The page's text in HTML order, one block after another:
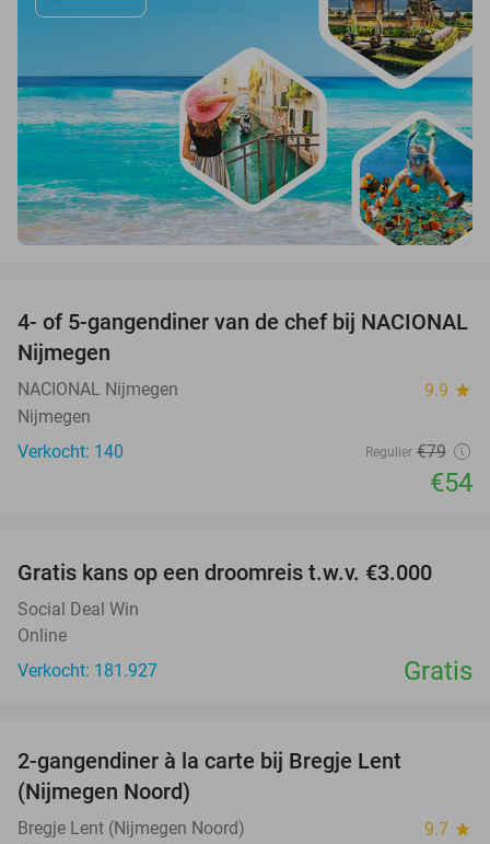
32%
4- of 5-gangendiner van de chef bij NACIONAL
Nijmegen
NACIONAL Nijmegen 9.9 star
Nijmegen
Verkocht: 140
Regulier €79
€54
Gratis kans op een droomreis t.w.v. €3.000
Social Deal Win
Online
Verkocht: 181.927
Gratis
2-gangendiner à la carte bij Bregje Lent
(Nijmegen Noord)
Bregje Lent (Nijmegen Noord) 9.7 star